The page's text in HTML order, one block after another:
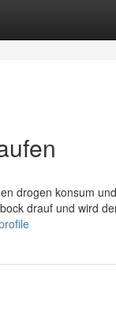
drogen konsum
drauf und wird